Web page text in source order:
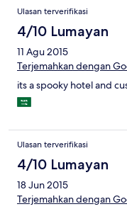
Ulasan terverifikasi
4/10 Lumayan
11 Agu 2015
Terjemahkan dengan
its a spooky hotel and
Ulasan terverifikasi
4/10 Lumayan
18 Jun 2015
Terjemahkan dengan